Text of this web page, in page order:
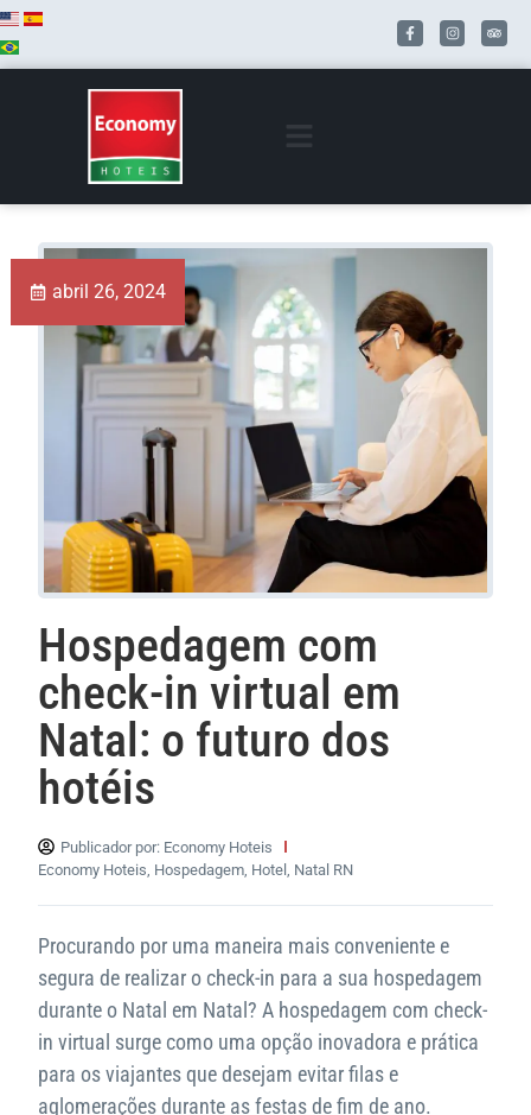
abril 26, 2024
Hospedagem com
check-in virtual em
Natal: o futuro dos
hotéis
Publicador por: Economy Hoteis
Economy Hoteis Hospedagem Hotel Natal RN
Procurando por uma maneira mais conveniente e
segura de realizar o check-in para a sua hospedagem
durante o Natal em Natal? A hospedagem com check-
in virtual surge como uma opção inovadora e prática
para os viajantes que desejam evitar filas e
aglomerações durante as festas de fim de ano.